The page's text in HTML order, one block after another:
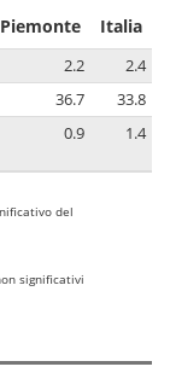
Piemonte Italia
2.2
2.4
36.7
33.8
0.9 1.4
del
significativi